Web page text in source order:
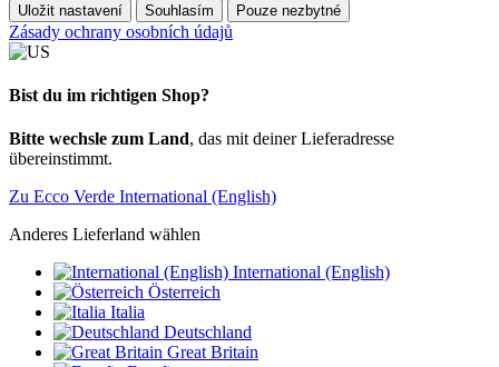
Uložit nastavení Souhlasím Pouze nezbytné
Zásady ochrany osobních údajů
Bist du im richtigen Shop?
Bitte wechsle zum Land, das mit deiner Lieferadresse
übereinstimmt.
Zu Ecco Verde International (English)
Anderes Lieferland wählen
International (English)
Österreich
Italia
Deutschland
Great Britain